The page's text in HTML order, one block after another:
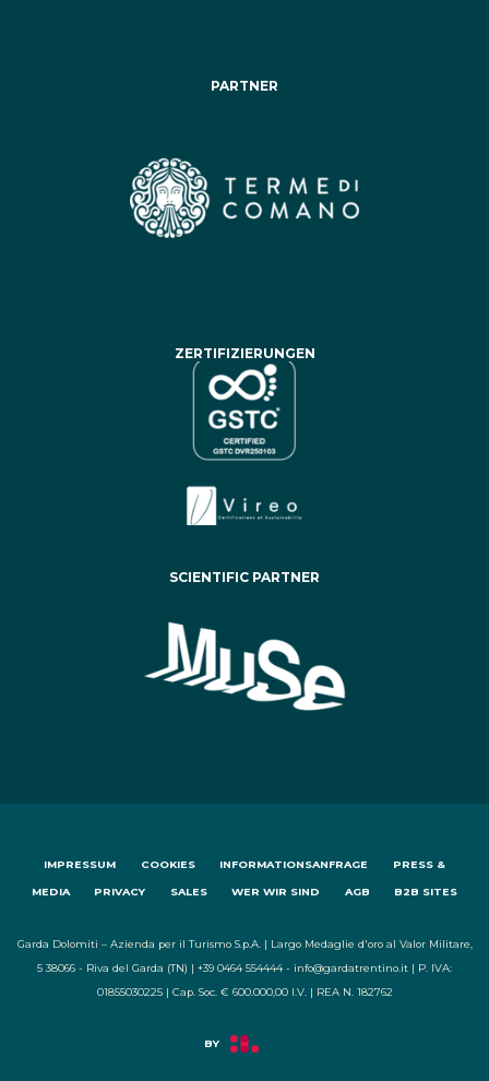
PARTNER
ZERTIFIZIERUNGEN
SCIENTIFIC PARTNER
IMPRESSUM COOKIES INFORMATIONSANFRAGE PRESS &
MEDIA PRIVACY SALES WER WIR SIND AGB B2B SITES
Garda Dolomiti – Azienda per il Turismo S.p.A. | Largo Medaglie d'oro al Valor Militare,
5 38066 - Riva del Garda (TN) | +39 0464 554444 - info@gardatrentino.it | P. IVA:
01855030225 | Cap. Soc. € 600.000,00 I.V. | REA N. 182762